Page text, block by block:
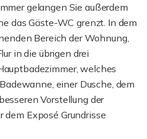
gelangen Sie außerdem
das Gäste-WC grenzt. In dem
Bereich der Wohnung,
in die übrigen drei
welches
einer Dusche, dem
Vorstellung der
Exposé Grundrisse